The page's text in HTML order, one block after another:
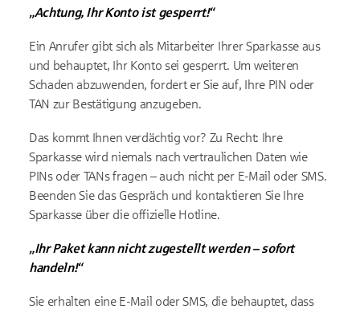
„Achtung, Ihr Konto ist gesperrt!“
Ein Anrufer gibt sich als Mitarbeiter Ihrer Sparkasse aus
und behauptet, Ihr Konto sei gesperrt. Um weiteren
Schaden abzuwenden, fordert er Sie auf, Ihre PIN oder
TAN zur Bestätigung anzugeben.
Das kommt Ihnen verdächtig vor? Zu Recht: Ihre
Sparkasse wird niemals nach vertraulichen Daten wie
PINs oder TANs fragen – auch nicht per E-Mail oder SMS.
Beenden Sie das Gespräch und kontaktieren Sie Ihre
Sparkasse über die offizielle Hotline.
„Ihr Paket kann nicht zugestellt werden – sofort
handeln!“
Sie erhalten eine E-Mail oder SMS, die behauptet, dass